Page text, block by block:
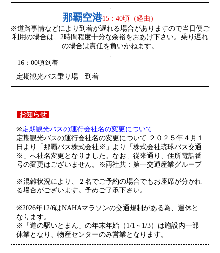
↓
那覇空港15：40頃（経由）
※道路事情などにより到着が遅れる場合がありますので当日便ご
利用の場合は、2時間程度十分な余裕をおあけ下さい。乗り遅れ
の場合は責任を負いかねます。
↓
16：00頃到着
定期観光バス乗り場 到着
お知らせ
※定期観光バスの運行会社名の変更について
定期観光バスの運行会社名の変更について ２０２５年４月１
日より「那覇バス株式会社※」より「株式会社琉球バス交通
※」へ社名変更となりました。なお、従来通り、住所電話番
号の変更はございません。※両社共：第一交通産業グループ
※混雑状況により、２名でご予約の場合でもお座席が分かれ
る場合がございます。予めご了承下さい。
※2026年12/6はNAHAマラソンの交通規制がある為、運休と
なります。
※「道の駅いとまん」の年末年始（1/1～1/3）は施設内一部
休業となり、物産センターのみ営業となります。